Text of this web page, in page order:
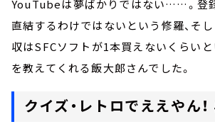
YouTubeは夢ばかりではない……。登
直結するわけではないという修羅、そ
収はSFCソフトが1本買えないくらい
を教えてくれる飯大郎さんでした。
クイズ・レトロでええやん！